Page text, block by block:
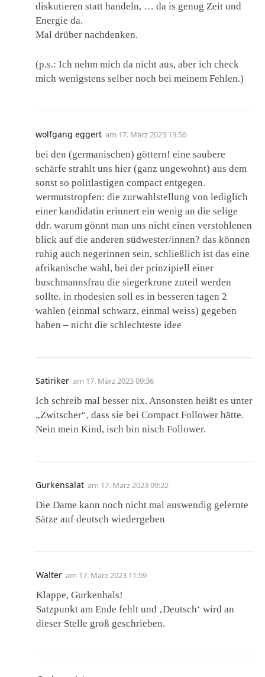
diskutieren statt handeln, … da is genug Zeit und
Energie da.
Mal drüber nachdenken.
(p.s.: Ich nehm mich da nicht aus, aber ich check
mich wenigstens selber noch bei meinem Fehlen.)
wolfgang eggert am 17. März 2023 13:56
bei den (germanischen) göttern! eine saubere
schärfe strahlt uns hier (ganz ungewohnt) aus dem
sonst so politlastigen compact entgegen.
wermutstropfen: die zurwahlstellung von lediglich
einer kandidatin erinnert ein wenig an die selige
ddr. warum gönnt man uns nicht einen verstohlenen
blick auf die anderen südwester/innen? das können
ruhig auch negerinnen sein, schließlich ist das eine
afrikanische wahl, bei der prinzipiell einer
buschmannsfrau die siegerkrone zuteil werden
sollte. in rhodesien soll es in besseren tagen 2
wahlen (einmal schwarz, einmal weiss) gegeben
haben – nicht die schlechteste idee
Satiriker am 17. März 2023 09:36
Ich schreib mal besser nix. Ansonsten heißt es unter
„Zwitscher“, dass sie bei Compact Follower hätte.
Nein mein Kind, isch bin nisch Follower.
Gurkensalat am 17. März 2023 09:22
Die Dame kann noch nicht mal auswendig gelernte
Sätze auf deutsch wiedergeben
Walter am 17. März 2023 11:59
Klappe, Gurkenhals!
Satzpunkt am Ende fehlt und ‚Deutsch‘ wird an
dieser Stelle groß geschrieben.